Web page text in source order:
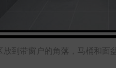
到带窗户的角落，马桶和